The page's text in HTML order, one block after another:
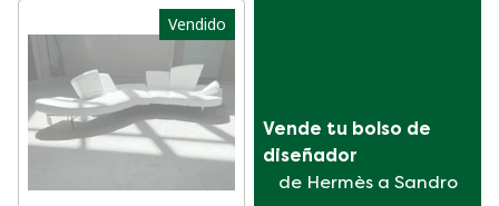
Vendido
Vende tu bolso de
diseñador
de Hermès a Sandro